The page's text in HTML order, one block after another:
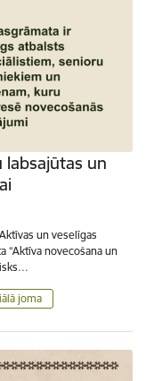
un
un veselīgas
“Aktīva novecošana un
joma